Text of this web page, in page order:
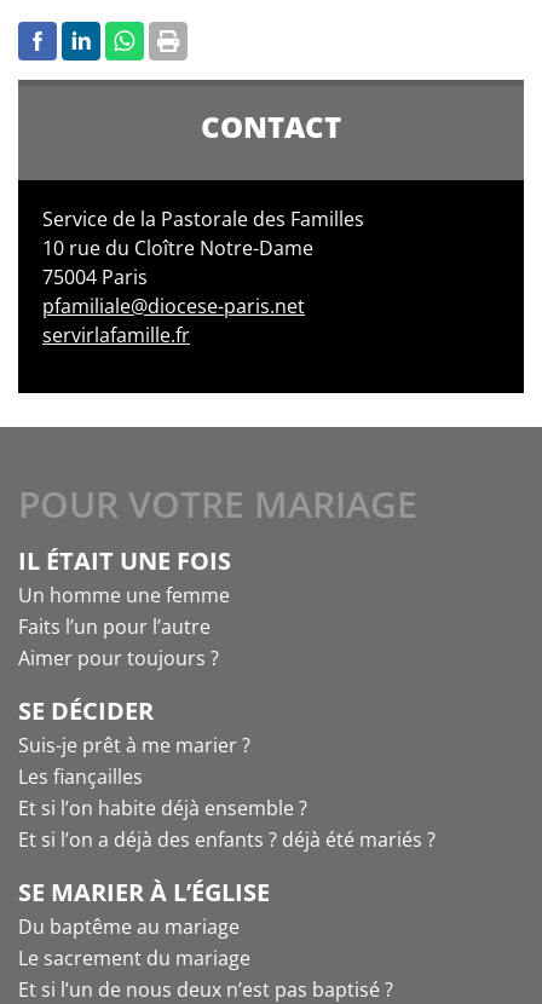
CONTACT
Service de la Pastorale des Familles
10 rue du Cloître Notre-Dame
75004 Paris
pfamiliale@diocese-paris.net
servirlafamille.fr
POUR VOTRE MARIAGE
IL ÉTAIT UNE FOIS
Un homme une femme
Faits l’un pour l’autre
Aimer pour toujours ?
SE DÉCIDER
Suis-je prêt à me marier ?
Les fiançailles
Et si l’on habite déjà ensemble ?
Et si l’on a déjà des enfants ? déjà été mariés ?
SE MARIER À L’ÉGLISE
Du baptême au mariage
Le sacrement du mariage
Et si l’un de nous deux n’est pas baptisé ?